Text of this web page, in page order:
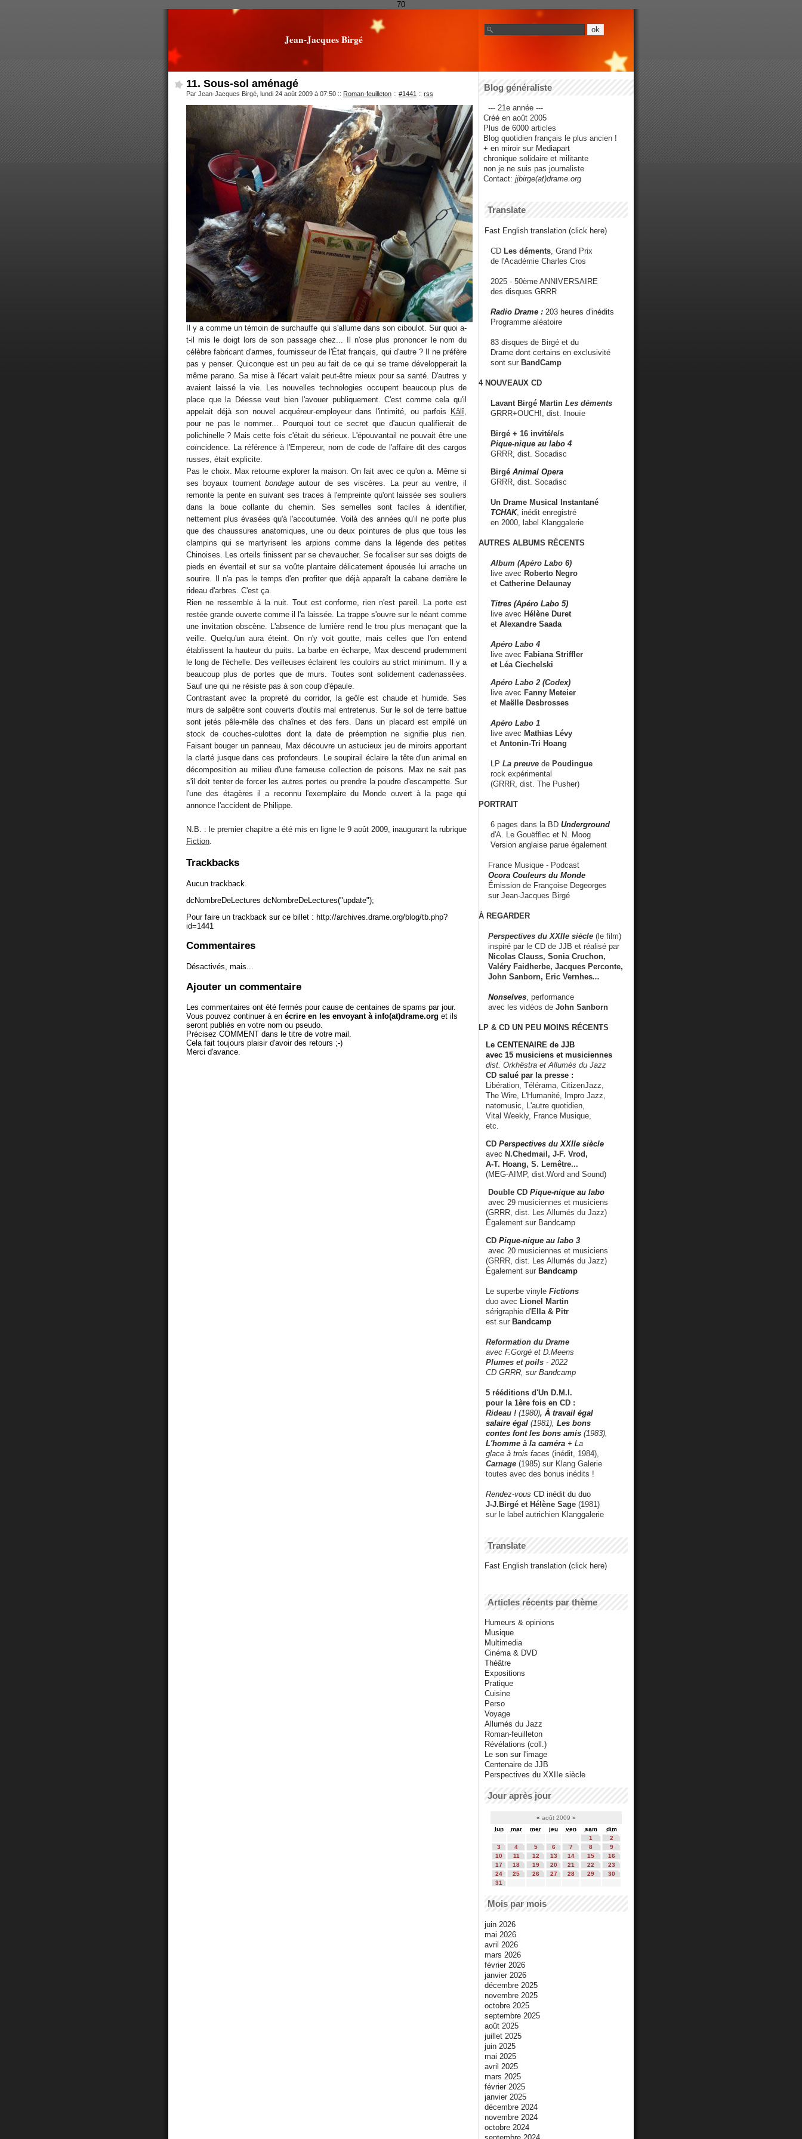
70
Jean-Jacques Birgé
11. Sous-sol aménagé
Par Jean-Jacques Birgé, lundi 24 août 2009 à 07:50 :: Roman-feuilleton :: #1441 :: rss
Il y a comme un témoin de surchauffe qui s'allume dans son ciboulot. Sur quoi a-
t-il mis le doigt lors de son passage chez... Il n'ose plus prononcer le nom du
célèbre fabricant d'armes, fournisseur de l'État français, qui d'autre ? Il ne préfère
pas y penser. Quiconque est un peu au fait de ce qui se trame développerait la
même parano. Sa mise à l'écart valait peut-être mieux pour sa santé. D'autres y
avaient laissé la vie. Les nouvelles technologies occupent beaucoup plus de
place que la Déesse veut bien l'avouer publiquement. C'est comme cela qu'il
appelait déjà son nouvel acquéreur-employeur dans l'intimité, ou parfois
Kâlî
pour ne pas le nommer... Pourquoi tout ce secret que d'aucun qualifierait de
polichinelle ? Mais cette fois c'était du sérieux. L'épouvantail ne pouvait être une
coïncidence. La référence à l'Empereur, nom de code de l'affaire dit des cargos
russes, était explicite.
Pas le choix. Max retourne explorer la maison. On fait avec ce qu'on a. Même si
ses boyaux tournent bondage autour de ses viscères. La peur au ventre, il
remonte la pente en suivant ses traces à l'empreinte qu'ont laissée ses souliers
dans la boue collante du chemin. Ses semelles sont faciles à identifier,
nettement plus évasées qu'à l'accoutumée. Voilà des années qu'il ne porte plus
que des chaussures anatomiques, une ou deux pointures de plus que tous les
clampins qui se martyrisent les arpions comme dans la légende des petites
Chinoises. Les orteils finissent par se chevaucher. Se focaliser sur ses doigts de
pieds en éventail et sur sa voûte plantaire délicatement épousée lui arrache un
sourire. Il n'a pas le temps d'en profiter que déjà apparaît la cabane derrière le
rideau d'arbres. C'est ça.
Rien ne ressemble à la nuit. Tout est conforme, rien n'est pareil. La porte est
restée grande ouverte comme il l'a laissée. La trappe s'ouvre sur le néant comme
une invitation obscène. L'absence de lumière rend le trou plus menaçant que la
veille. Quelqu'un aura éteint. On n'y voit goutte, mais celles que l'on entend
établissent la hauteur du puits. La barbe en écharpe, Max descend prudemment
le long de l'échelle. Des veilleuses éclairent les couloirs au strict minimum. Il y a
beaucoup plus de portes que de murs. Toutes sont solidement cadenassées.
Sauf une qui ne résiste pas à son coup d'épaule.
Contrastant avec la propreté du corridor, la geôle est chaude et humide. Ses
murs de salpêtre sont couverts d'outils mal entretenus. Sur le sol de terre battue
sont jetés pêle-mêle des chaînes et des fers. Dans un placard est empilé un
stock de couches-culottes dont la date de préemption ne signifie plus rien.
Faisant bouger un panneau, Max découvre un astucieux jeu de miroirs apportant
la clarté jusque dans ces profondeurs. Le soupirail éclaire la tête d'un animal en
décomposition au milieu d'une fameuse collection de poisons. Max ne sait pas
s'il doit tenter de forcer les autres portes ou prendre la poudre d'escampette. Sur
l'une des étagères il a reconnu l'exemplaire du Monde ouvert à la page qui
annonce l'accident de Philippe.
N.B. : le premier chapitre a été mis en ligne le 9 août 2009, inaugurant la rubrique
Fiction
Trackbacks
Aucun trackback.
dcNombreDeLectures dcNombreDeLectures("update");
Pour faire un trackback sur ce billet : http://archives.drame.org/blog/tb.php?
id=1441
Commentaires
Désactivés, mais...
Ajouter un commentaire
Les commentaires ont été fermés pour cause de centaines de spams par jour.
Vous pouvez continuer à en écrire en les envoyant à info(at)drame.org et ils
seront publiés en votre nom ou pseudo.
Précisez COMMENT dans le titre de votre mail.
Cela fait toujours plaisir d'avoir des retours ;-)
Merci d'avance.
Blog généraliste
--- 21e année ---
Créé en août 2005
Plus de 6000 articles
Blog quotidien français le plus ancien !
+ en miroir sur Mediapart
chronique solidaire et militante
non je ne suis pas journaliste
Contact: jjbirge(at)drame.org
Translate
Fast English translation (click here)
CD Les déments , Grand Prix
de l'Académie Charles Cros
2025 - 50ème ANNIVERSAIRE
des disques GRRR
Radio Drame : 203 heures d'inédits
Programme aléatoire
83 disques de Birgé et du
Drame dont certains en exclusivité
sont sur BandCamp
4 NOUVEAUX CD
Lavant Birgé Martin Les déments
GRRR+OUCH!, dist. Inouïe
Birgé + 16 invité/e/s
Pique-nique au labo 4
GRRR, dist. Socadisc
Birgé Animal Opera
GRRR, dist. Socadisc
Un Drame Musical Instantané
TCHAK, inédit enregistré
en 2000, label Klanggalerie
AUTRES ALBUMS RÉCENTS
Album (Apéro Labo 6)
live avec Roberto Negro
et Catherine Delaunay
Titres (Apéro Labo 5)
live avec Hélène Duret
et Alexandre Saada
Apéro Labo 4
live avec Fabiana Striffler
et Léa Ciechelski
Apéro Labo 2 (Codex)
live avec Fanny Meteier
et Maëlle Desbrosses
Apéro Labo 1
live avec Mathias Lévy
et Antonin-Tri Hoang
LP La preuve de Poudingue
rock expérimental
(GRRR, dist. The Pusher)
PORTRAIT
6 pages dans la BD Underground
d'A. Le Gouëfflec et N. Moog
Version anglaise parue également
France Musique - Podcast
Ocora Couleurs du Monde
Émission de Françoise Degeorges
sur Jean-Jacques Birgé
À REGARDER
Perspectives du XXIIe siècle (le film)
inspiré par le CD de JJB et réalisé par
Nicolas Clauss, Sonia Cruchon,
Valéry Faidherbe, Jacques Perconte,
John Sanborn, Eric Vernhes...
Nonselves , performance
avec les vidéos de John Sanborn
LP & CD UN PEU MOINS RÉCENTS
Le CENTENAIRE de JJB
avec 15 musiciens et musiciennes
dist. Orkhêstra et Allumés du Jazz
CD salué par la presse :
Libération, Télérama, CitizenJazz,
The Wire, L'Humanité, Impro Jazz,
natomusic, L'autre quotidien,
Vital Weekly, France Musique,
etc.
CD Perspectives du XXIIe siècle
avec N.Chedmail, J-F. Vrod,
A-T. Hoang, S. Lemêtre...
(MEG-AIMP, dist.Word and Sound)
Double CD Pique-nique au labo
avec 29 musiciennes et musiciens
(GRRR, dist. Les Allumés du Jazz)
Également sur Bandcamp
CD Pique-nique au labo 3
avec 20 musiciennes et musiciens
(GRRR, dist. Les Allumés du Jazz)
Également sur Bandcamp
Le superbe vinyle Fictions
duo avec Lionel Martin
sérigraphie d'Ella & Pitr
est sur Bandcamp
Reformation du Drame
avec F.Gorgé et D.Meens
Plumes et poils - 2022
CD GRRR, sur Bandcamp
5 rééditions d'Un D.M.I.
pour la 1ère fois en CD :
Rideau ! (1980), À travail égal
salaire égal (1981), Les bons
contes font les bons amis (1983),
L'homme à la caméra + La
glace à trois faces (inédit, 1984),
Carnage (1985) sur Klang Galerie
toutes avec des bonus inédits !
Rendez-vous CD inédit du duo
J-J.Birgé et Hélène Sage (1981)
sur le label autrichien Klanggalerie
Translate
Fast English translation (click here)
Articles récents par thème
Humeurs & opinions
Musique
Multimedia
Cinéma & DVD
Théâtre
Expositions
Pratique
Cuisine
Perso
Voyage
Allumés du Jazz
Roman-feuilleton
Révélations (coll.)
Le son sur l'image
Centenaire de JJB
Perspectives du XXIIe siècle
Jour après jour
« août 2009 »
lun
mar mer jeu ven sam
dim
1
2
3
4 5 6 7 8
9
10
11 12 13 14 15
16
17
18 19 20 21 22
23
24
25 26 27 28 29
30
31
Mois par mois
juin 2026
mai 2026
avril 2026
mars 2026
février 2026
janvier 2026
décembre 2025
novembre 2025
octobre 2025
septembre 2025
août 2025
juillet 2025
juin 2025
mai 2025
avril 2025
mars 2025
février 2025
janvier 2025
décembre 2024
novembre 2024
octobre 2024